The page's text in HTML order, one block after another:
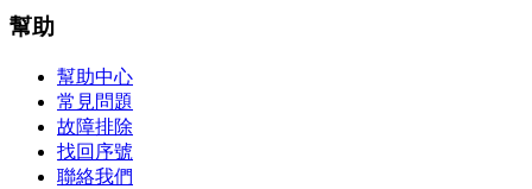
幫助
幫助中心
常見問題
故障排除
找回序號
聯絡我們